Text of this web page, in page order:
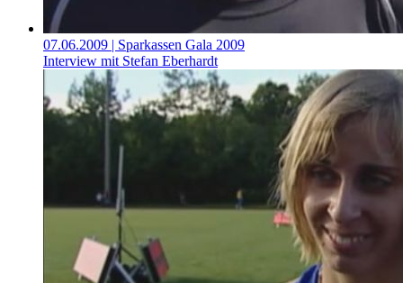
07.06.2009 | Sparkassen Gala 2009
Interview mit Stefan Eberhardt